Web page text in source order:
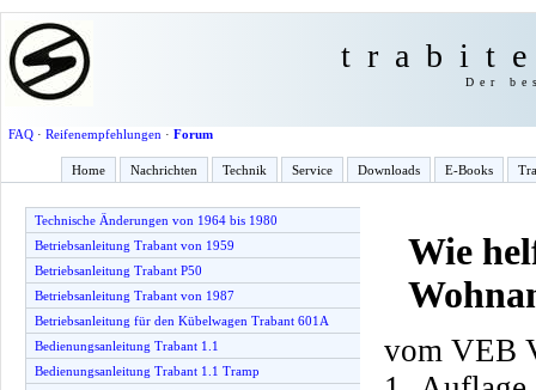
Der
FAQ· Reifenempfehlungen · Forum
Home Nachrichten Technik Service Downloads E-Books
Technische Änderungen von 1964 bis 1980
Betriebsanleitung Trabant von 1959
Betriebsanleitung Trabant P50
Betriebsanleitung Trabant von 1987
Betriebsanleitung für den Kübelwagen Trabant 601A
Bedienungsanleitung Trabant 1.1
Bedienungsanleitung Trabant 1.1 Tramp
Wie
vom VEB